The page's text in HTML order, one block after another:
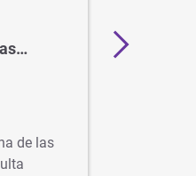
de las